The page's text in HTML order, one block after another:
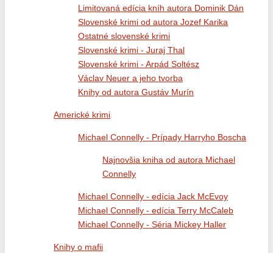
Limitovaná edícia kníh autora Dominik Dán
Slovenské krimi od autora Jozef Karika
Ostatné slovenské krimi
Slovenské krimi - Juraj Thal
Slovenské krimi - Arpád Soltész
Václav Neuer a jeho tvorba
Knihy od autora Gustáv Murín
Americké krimi
Michael Connelly - Prípady Harryho Boscha
Najnovšia kniha od autora Michael
Connelly
Michael Connelly - edícia Jack McEvoy
Michael Connelly - edícia Terry McCaleb
Michael Connelly - Séria Mickey Haller
Knihy o mafii